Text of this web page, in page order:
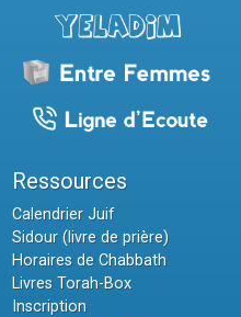
Ressources
Calendrier Juif
Sidour (livre de prière)
Horaires de Chabbath
Livres Torah-Box
Inscription